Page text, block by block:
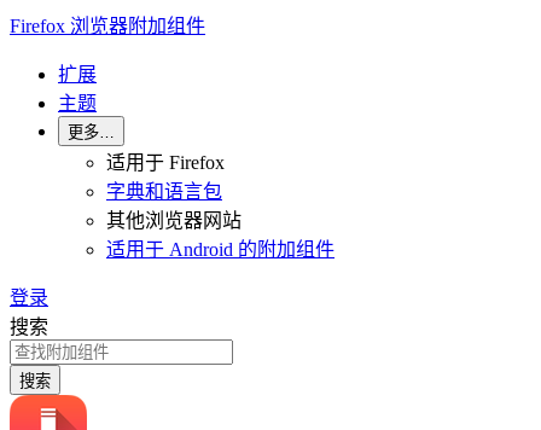
Firefox 浏览器附加组件
扩展
主题
更多…
适用于 Firefox
字典和语言包
其他浏览器网站
适用于 Android 的附加组件
登录
搜索
搜索